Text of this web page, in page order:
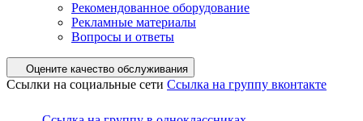
Рекомендованное оборудование
Рекламные материалы
Вопросы и ответы
Оцените качество обслуживания
Ссылки на социальные сети Ссылка на группу вконтакте